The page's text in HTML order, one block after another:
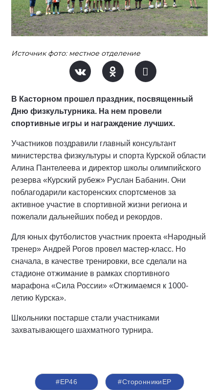
Источник фото: местное отделение
В Касторном прошел праздник, посвященный
Дню физкультурника. На нем провели
спортивные игры и награждение лучших.
Участников поздравили главный консультант
министерства физкультуры и спорта Курской области
Алина Пантелеева и директор школы олимпийского
резерва «Курский рубеж» Руслан Бабанин. Они
поблагодарили касторенских спортсменов за
активное участие в спортивной жизни региона и
пожелали дальнейших побед и рекордов.
Для юных футболистов участник проекта «Народный
тренер» Андрей Рогов провел мастер-класс. Но
сначала, в качестве тренировки, все сделали на
стадионе отжимание в рамках спортивного
марафона «Сила России» «Отжимаемся к 1000-
летию Курска».
Школьники постарше стали участниками
захватывающего шахматного турнира.
#ЕР46 #СторонникиЕР